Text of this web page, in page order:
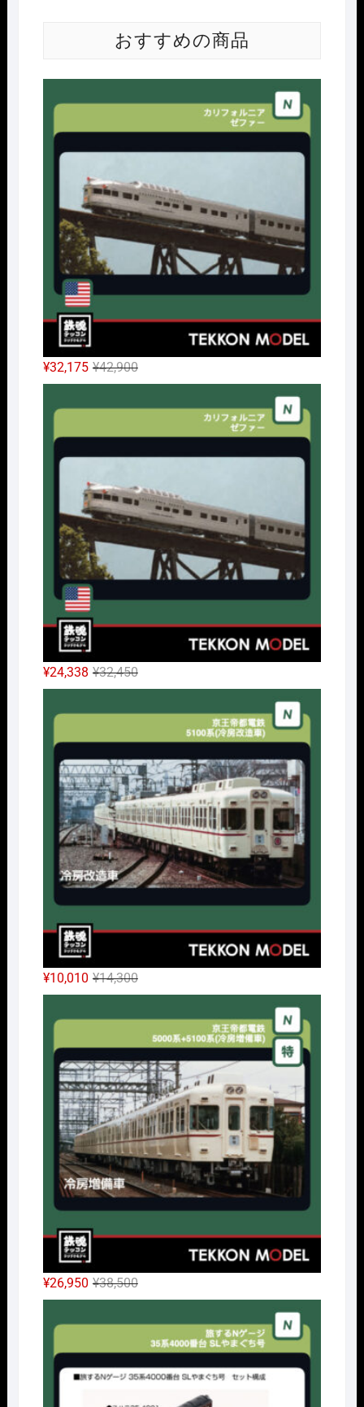
おすすめの商品
¥42,900元
の
価
で
し
た。
¥32,175
現
在
の
¥32,175
で
す。
¥32,450元
の
価
¥32,450
で
し
た。
¥24,338
現
在
の
は
¥24,338
で
す。
¥14,300元
の
価
¥14,300
で
し
た。
¥10,010
現
在
の
は
¥10,010
で
す。
¥38,500元
の
価
¥38,500
¥26,950
現
在
の
は